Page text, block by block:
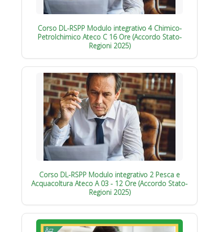
Corso DL-RSPP Modulo integrativo 4 Chimico-
Petrolchimico Ateco C 16 Ore (Accordo Stato-
Regioni 2025)
Corso DL-RSPP Modulo integrativo 2 Pesca e
Acquacoltura Ateco A 03 - 12 Ore (Accordo Stato-
Regioni 2025)